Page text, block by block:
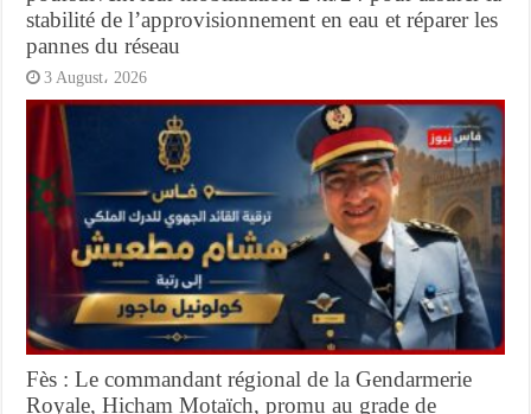
stabilité de l’approvisionnement en eau et réparer les
pannes du réseau
3 August، 2026
Fès : Le commandant régional de la Gendarmerie
Royale, Hicham Motaïch, promu au grade de